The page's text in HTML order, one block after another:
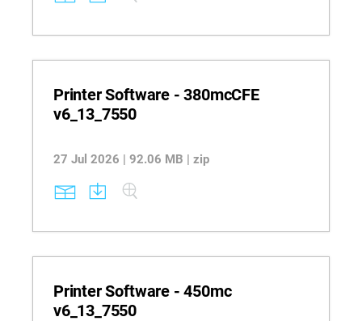
Printer Software - 380mcCFE
v6_13_7550
27 Jul 2026 | 92.06 MB | zip
Printer Software - 450mc
v6_13_7550